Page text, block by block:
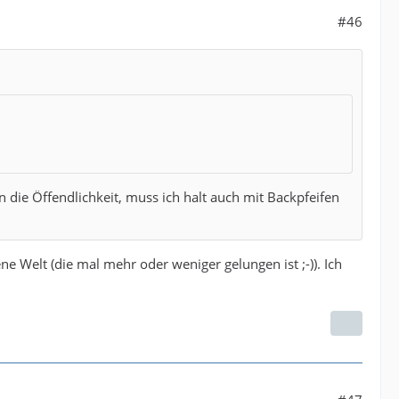
#46
die Öffendlichkeit, muss ich halt auch mit Backpfeifen
Welt (die mal mehr oder weniger gelungen ist ;-)). Ich